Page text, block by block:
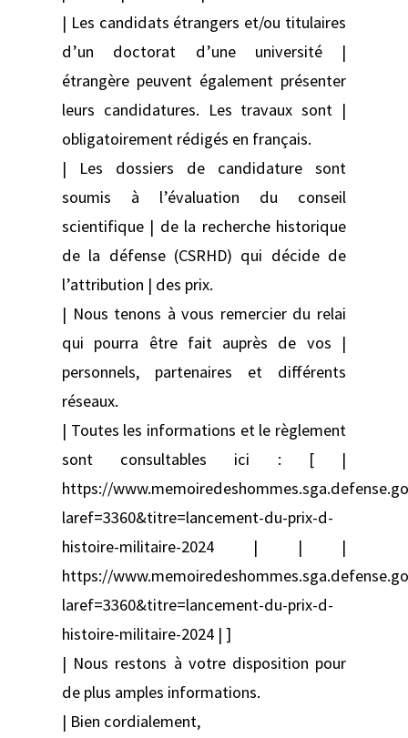
| Les candidats étrangers et/ou titulaires
d’un doctorat d’une université |
étrangère peuvent également présenter
leurs candidatures. Les travaux sont |
obligatoirement rédigés en français.
| Les dossiers de candidature sont
soumis à l’évaluation du conseil
scientifique | de la recherche historique
de la défense (CSRHD) qui décide de
l’attribution | des prix.
| Nous tenons à vous remercier du relai
qui pourra être fait auprès de vos |
personnels, partenaires et différents
réseaux.
| Toutes les informations et le règlement
sont consultables ici : [ |
https://
laref=3360&titre=lancement-du-prix-d-
histoire-militaire-2024 | | |
https://
laref=3360&titre=lancement-du-prix-d-
histoire-militaire-2024 | ]
| Nous restons à votre disposition pour
de plus amples informations.
| Bien cordialement,